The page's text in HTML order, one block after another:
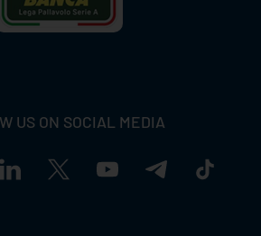
US ON SOCIAL MEDIA